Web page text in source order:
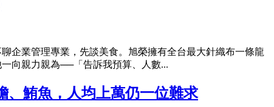
企業管理專業，先談美食。旭榮擁有全台最大針織布一條龍
向親力親為──「告訴我預算、人數...
、鮪魚，人均上萬仍一位難求